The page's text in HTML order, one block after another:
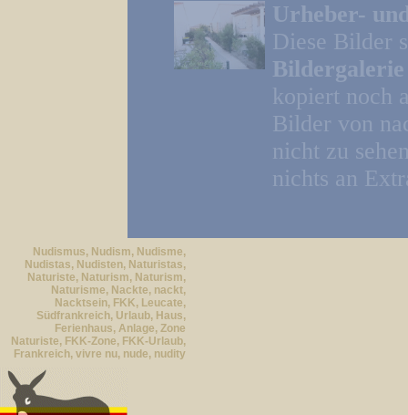
Urheber-
Diese Bilder
kopiert noch
Bilder von
nicht zu
nichts an
Nudismus, Nudism, Nudisme,
Nudistas, Nudisten, Naturistas,
Naturiste, Naturism, Naturism,
Naturisme, Nackte, nackt,
Nacktsein, FKK, Leucate,
Südfrankreich, Urlaub, Haus,
Ferienhaus, Anlage, Zone
Naturiste, FKK-Zone, FKK-Urlaub,
Frankreich, vivre nu, nude, nudity